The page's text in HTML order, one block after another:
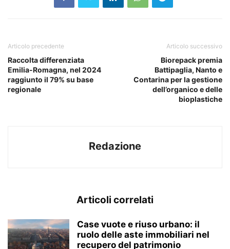
Articolo precedente
Raccolta differenziata
Emilia-Romagna, nel 2024
raggiunto il 79% su base
regionale
Articolo successivo
Biorepack premia
Battipaglia, Nanto e
Contarina per la gestione
dell’organico e delle
bioplastiche
Redazione
Articoli correlati
Case vuote e riuso urbano: il
ruolo delle aste immobiliari nel
recupero del patrimonio